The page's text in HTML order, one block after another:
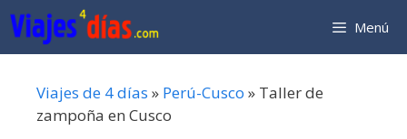
Saltar
al
contenido
Menú
Viajes de 4 días » Perú-Cusco » Taller de
zampoña en Cusco